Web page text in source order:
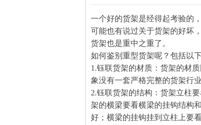
一个好的货架是经得起考验的
可能也有说过关于货架的好坏
货架也是重中之重了。
如何鉴别重型货架呢？包括以下
1.钰联货架的材质：货架的材
象没有一套严格完整的货架行业
2.钰联货架的结构：货架立柱
架的横梁要看横梁的挂钩结构
好；横梁的挂钩挂到立柱上要